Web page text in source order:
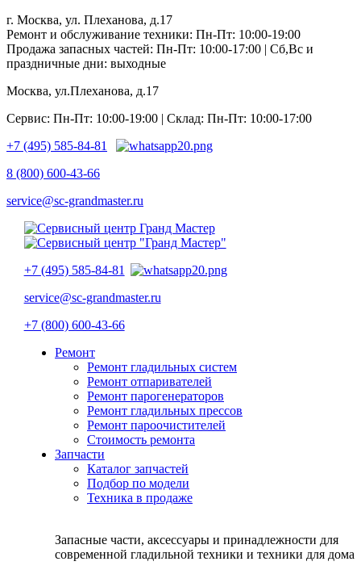
г. Москва, ул. Плеханова, д.17
Ремонт и обслуживание техники: Пн-Пт: 10:00-19:00
Продажа запасных частей: Пн-Пт: 10:00-17:00 | Сб,Вс и
праздничные дни: выходные
Москва, ул.Плеханова, д.17
Сервис: Пн-Пт: 10:00-19:00 | Склад: Пн-Пт: 10:00-17:00
+7 (495) 585-84-81
8 (800) 600-43-66
service@sc-grandmaster.ru
+7 (495) 585-84-81
service@sc-grandmaster.ru
+7 (800) 600-43-66
Ремонт
Ремонт гладильных систем
Ремонт отпаривателей
Ремонт парогенераторов
Ремонт гладильных прессов
Ремонт пароочистителей
Стоимость ремонта
Запчасти
Каталог запчастей
Подбор по модели
Техника в продаже
Запасные части, аксессуары и принадлежности для
современной гладильной техники и техники для дома